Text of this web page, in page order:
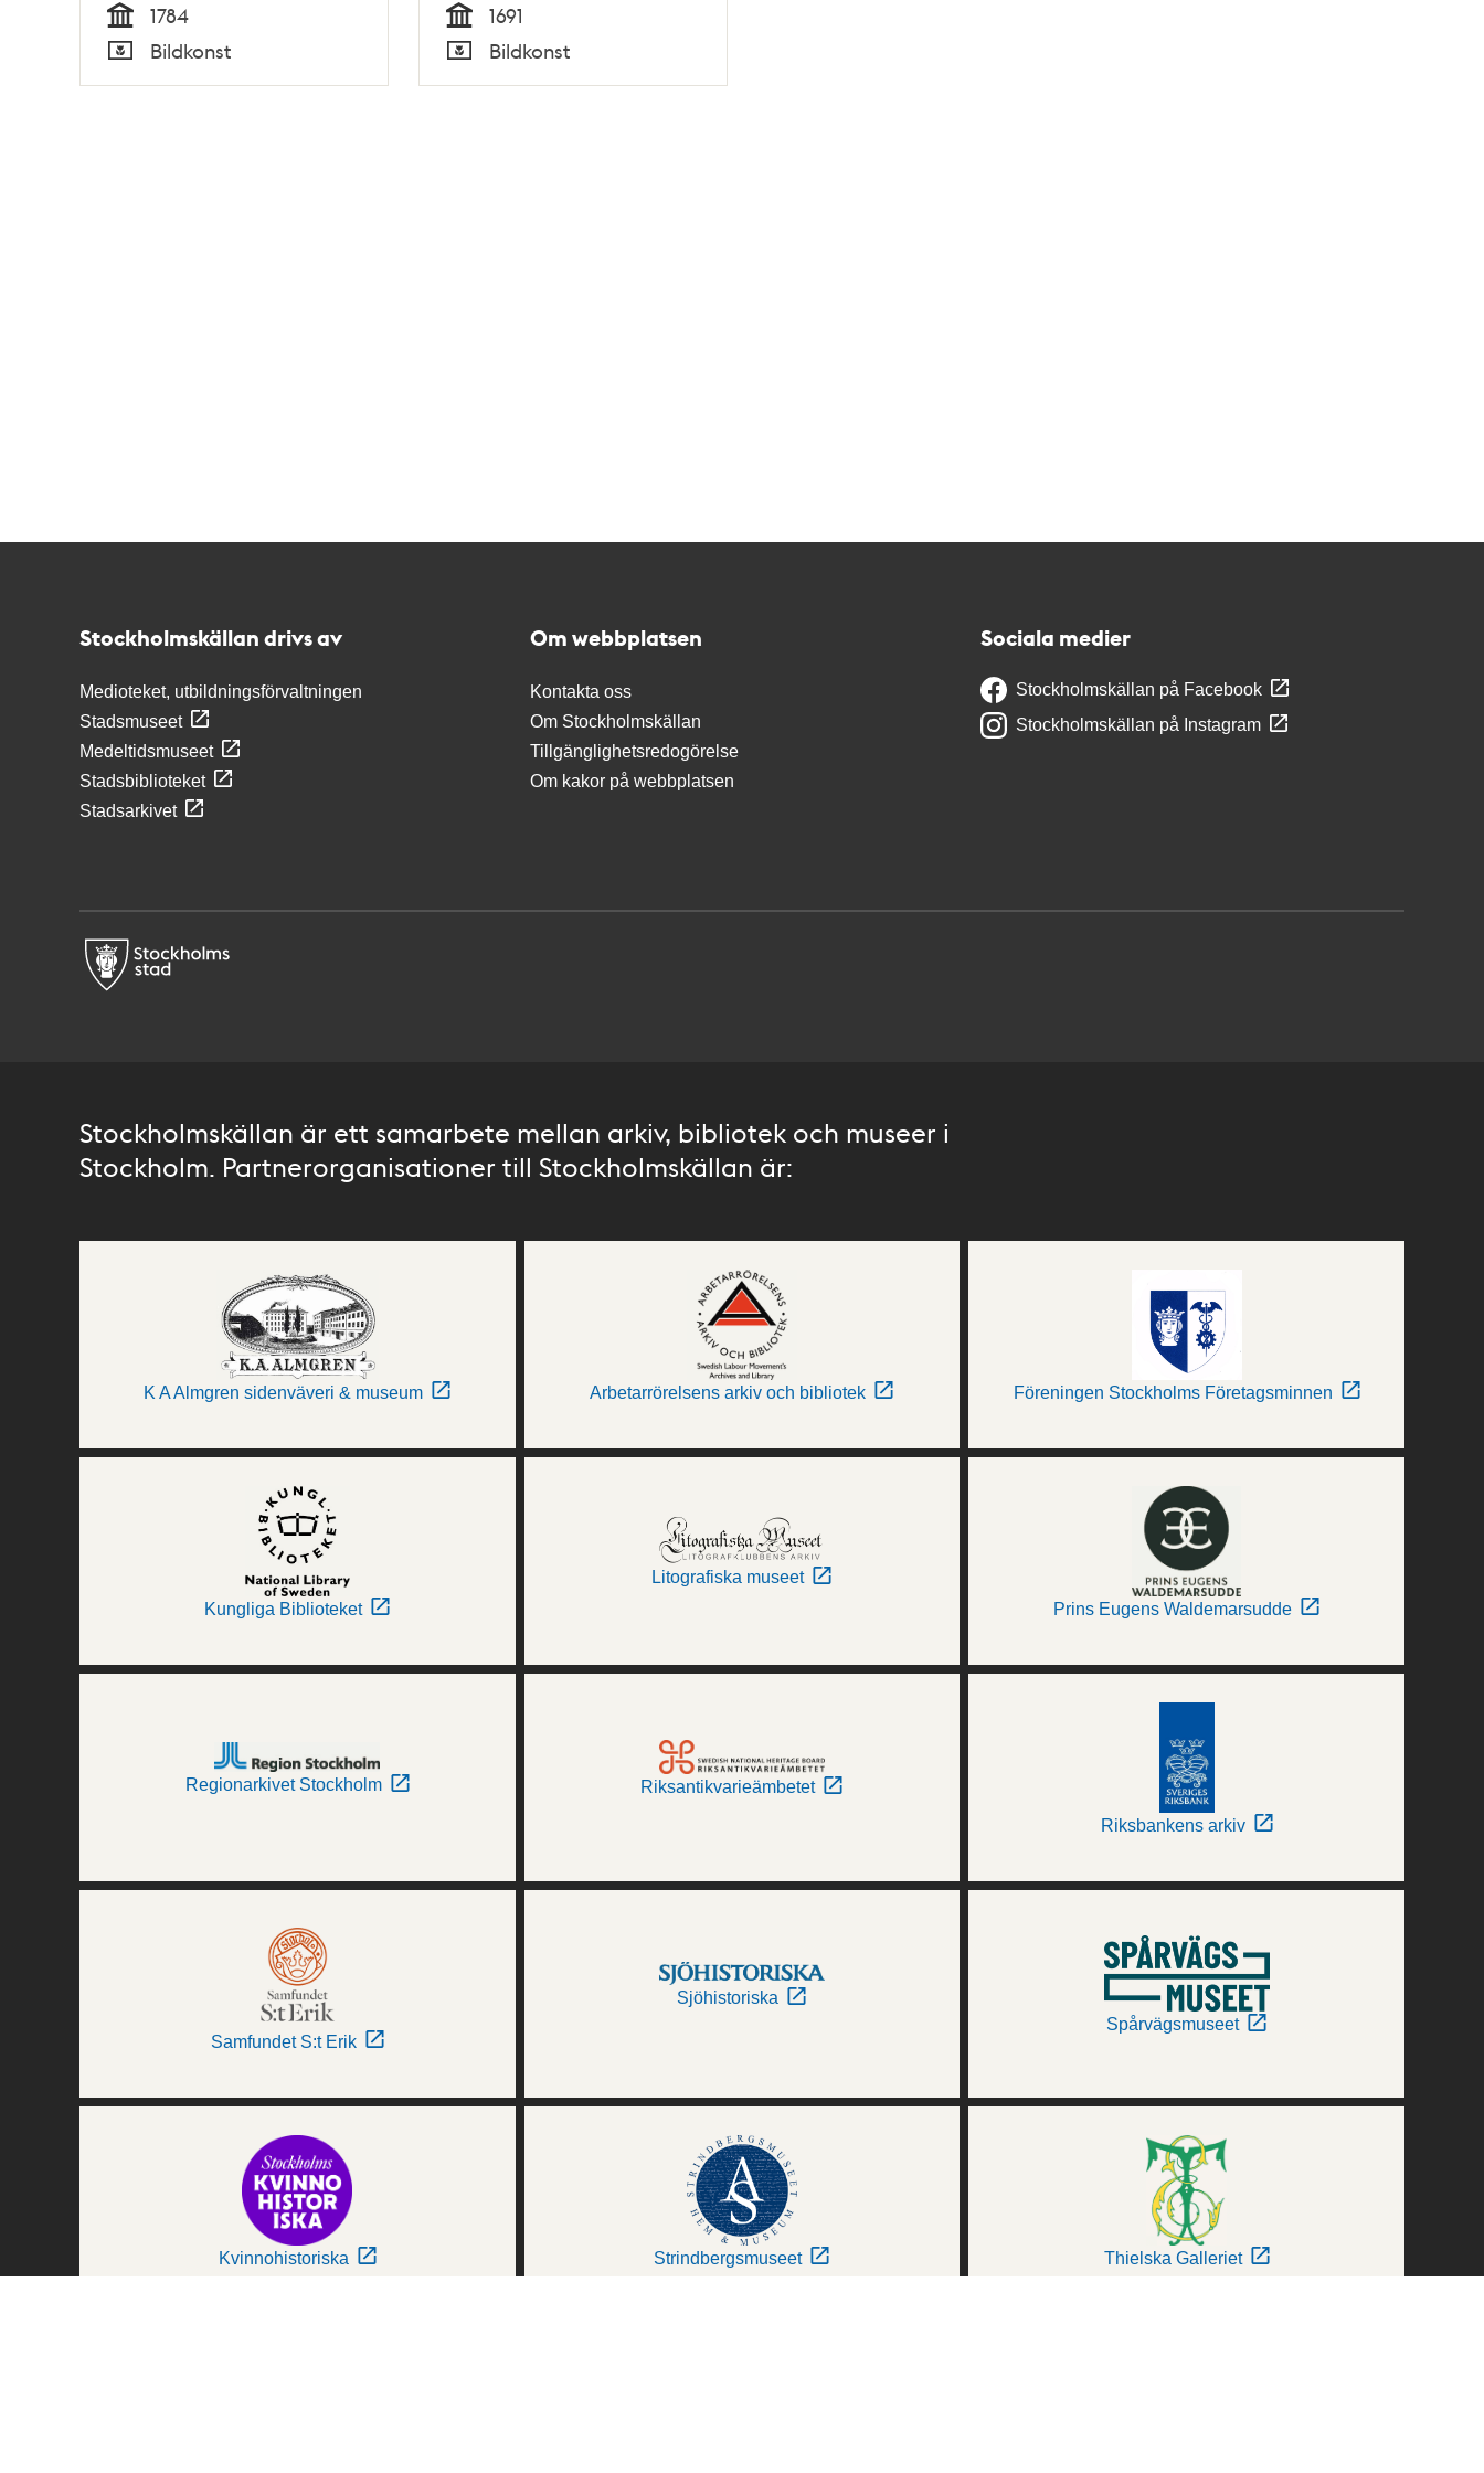
Tid
1784
Typ
Bildkonst Tid
1691
Typ
Bildkonst
Stockholmskällan drivs av
Medioteket, utbildningsförvaltningen
Stadsmuseet
Medeltidsmuseet
Stadsbiblioteket
Stadsarkivet
Om webbplatsen
Kontakta oss
Om Stockholmskällan
Tillgänglighetsredogörelse
Om kakor på webbplatsen
Sociala medier
Stockholmskällan på Facebook
Stockholmskällan på Instagram
Stockholmskällan är ett samarbete mellan arkiv, bibliotek och museer i
Stockholm. Partnerorganisationer till Stockholmskällan är:
K A Almgren sidenväveri & museum Arbetarrörelsens arkiv och bibliotek Föreningen Stockholms Företagsminnen
Kungliga Biblioteket
Litografiska museet
Prins Eugens Waldemarsudde
Regionarkivet Stockholm Riksantikvarieämbetet
Riksbankens arkiv
Samfundet S:t Erik
Sjöhistoriska
Spårvägsmuseet
Kvinnohistoriska Strindbergsmuseet Thielska Galleriet